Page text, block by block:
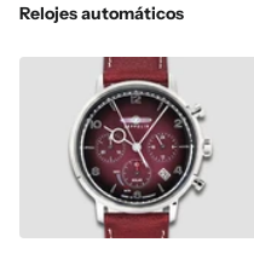
Relojes automáticos